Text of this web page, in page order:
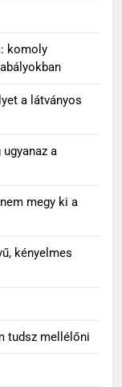
komoly
a látványos
a
megy ki a
kényelmes
tudsz mellélőni
időtállósága,
a divatból?
választás